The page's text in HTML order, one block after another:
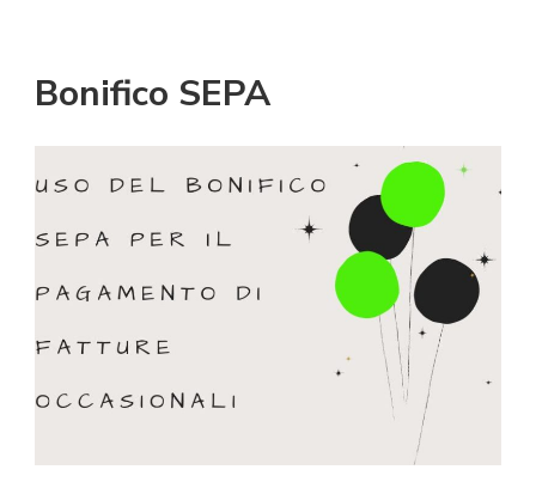
Bonifico SEPA